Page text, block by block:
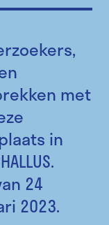
met
in
24
2023.